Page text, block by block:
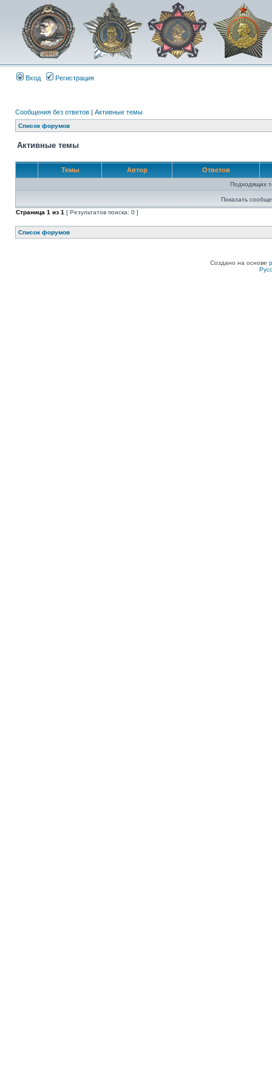
Вход Регистрация
Сообщения без ответов | Активные темы
Список форумов
Активные темы
Темы Автор Ответов
Подходящих
Показать
Страница 1 из 1 [ Результатов поиска: 0 ]
Список форумов
Создано на основе